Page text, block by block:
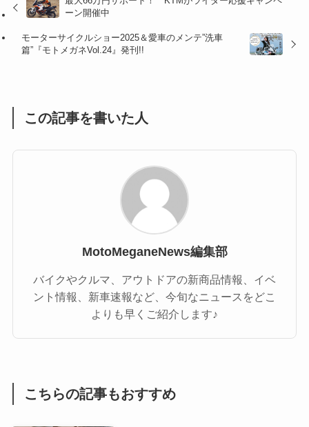
(1)
ーン開催中
モーターサイクルショー2025＆愛車のメンテ”洗車
篇”『モトメガネVol.24』発刊!!
この記事を書いた人
MotoMeganeNews編集部
バイクやクルマ、アウトドアの新商品情報、イベ
ント情報、新車速報など、今旬なニュースをどこ
よりも早くご紹介します♪
こちらの記事もおすすめ